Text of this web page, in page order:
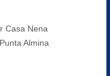
Casa Nena
Almina